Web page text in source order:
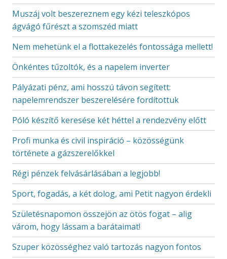
Muszáj volt beszereznem egy kézi teleszkópos
ágvágó fűrészt a szomszéd miatt
Nem mehetünk el a flottakezelés fontossága mellett!
Önkéntes tűzoltók, és a napelem inverter
Pályázati pénz, ami hosszú távon segített:
napelemrendszer beszerelésére fordítottuk
Póló készítő keresése két héttel a rendezvény előtt
Profi munka és civil inspiráció – közösségünk
története a gázszerelőkkel
Régi pénzek felvásárlásában a legjobb!
Sport, fogadás, a két dolog, ami Petit nagyon érdekli
Születésnapomon összejön az ötös fogat – alig
várom, hogy lássam a barátaimat!
Szuper közösséghez való tartozás nagyon fontos